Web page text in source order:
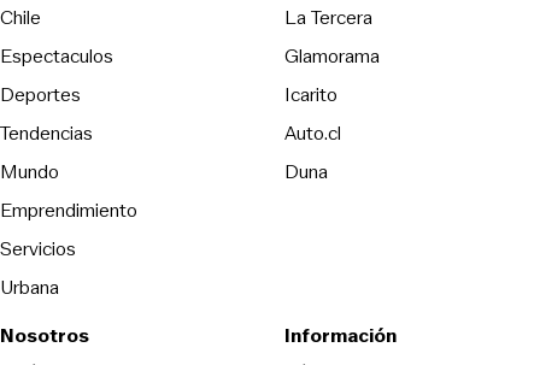
Chile
Espectaculos
Deportes
Tendencias
Mundo
Emprendimiento
Servicios
Urbana
La TerceraOpens in new
Glamorama
Icarito
Auto.cl
DunaOpens in new window
Nosotros
Información